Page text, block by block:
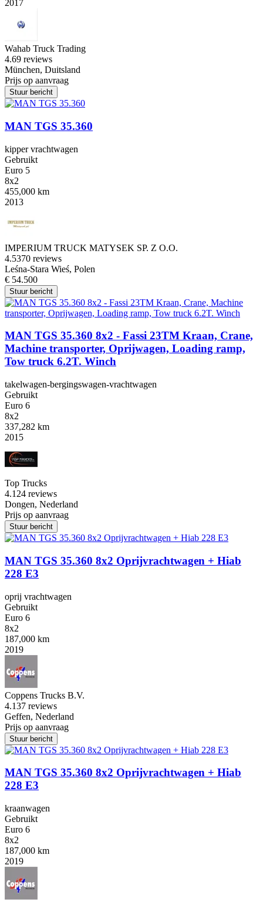
2017
Wahab Truck Trading
4.69 reviews
München, Duitsland
Prijs op aanvraag
Stuur bericht
MAN TGS 35.360
kipper vrachtwagen
Gebruikt
Euro 5
8x2
455,000 km
2013
IMPERIUM TRUCK MATYSEK SP. Z O.O.
4.5370 reviews
Leśna-Stara Wieś, Polen
€ 54.500
Stuur bericht
MAN TGS 35.360 8x2 - Fassi 23TM Kraan, Crane,
Machine transporter, Oprijwagen, Loading ramp,
Tow truck 6.2T. Winch
takelwagen-bergingswagen-vrachtwagen
Gebruikt
Euro 6
8x2
337,282 km
2015
Top Trucks
4.1 24 reviews
Dongen, Nederland
Prijs op aanvraag
Stuur bericht
MAN TGS 35.360 8x2 Oprijvrachtwagen + Hiab
228 E3
oprij vrachtwagen
Gebruikt
Euro 6
8x2
187,000 km
2019
Coppens Trucks B.V.
4.137 reviews
Geffen, Nederland
Prijs op aanvraag
Stuur bericht
MAN TGS 35.360 8x2 Oprijvrachtwagen + Hiab
228 E3
kraanwagen
Gebruikt
Euro 6
8x2
187,000 km
2019